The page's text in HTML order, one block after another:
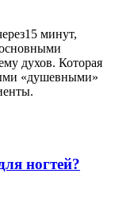
минут,
духов. Которая
«душевными»
ногтей?